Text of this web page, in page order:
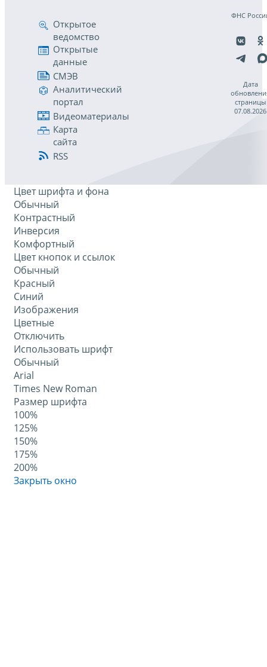
Открытое
ведомство
Открытые
данные
СМЭВ
Аналитический
портал
Видеоматериалы
Карта
сайта
RSS
ФНС
Дата
страницы
07.08.2026
Цвет шрифта и фона
Обычный
Контрастный
Инверсия
Комфортный
Цвет кнопок и ссылок
Обычный
Красный
Синий
Изображения
Цветные
Отключить
Использовать шрифт
Обычный
Arial
Times New Roman
Размер шрифта
100%
125%
150%
175%
200%
Закрыть окно